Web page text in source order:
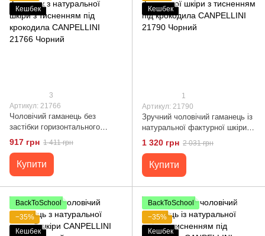
Кешбек
3
Артикул: 21766
Чоловічий гаманець без
застібки горизонтального
формату з натуральної шкіри з
тисненням під крокодила
CANPELLINI 21766 Чорний
917 грн 1 411 грн
Купити
Кешбек
1
Артикул: 21790
Зручний чоловічий гаманець із
натуральної фактурної шкіри з
тисненням під крокодила
CANPELLINI 21790 Чорний
1 320 грн 2 031 грн
Купити
BackToSchool
−35%
Кешбек
BackToSchool
−35%
Кешбек